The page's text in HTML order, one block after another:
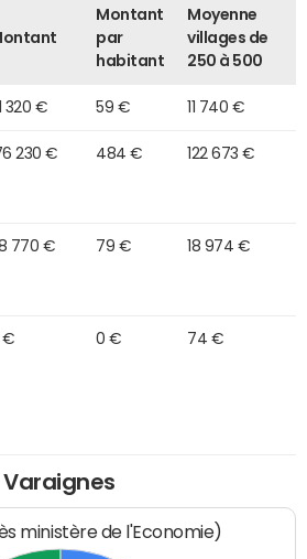
Montant
par
habitant
Moyenne
villages de
250 à 500
320 € 59 € 11 740 €
230 € 484 € 122 673 €
770 € 79 € 18 974 €
€ 0 € 74 €
ministère de l'Economie)